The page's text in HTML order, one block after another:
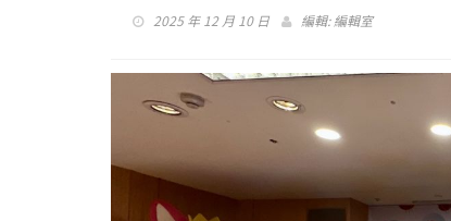
2025 年 12 月 10 日 編輯:編輯室